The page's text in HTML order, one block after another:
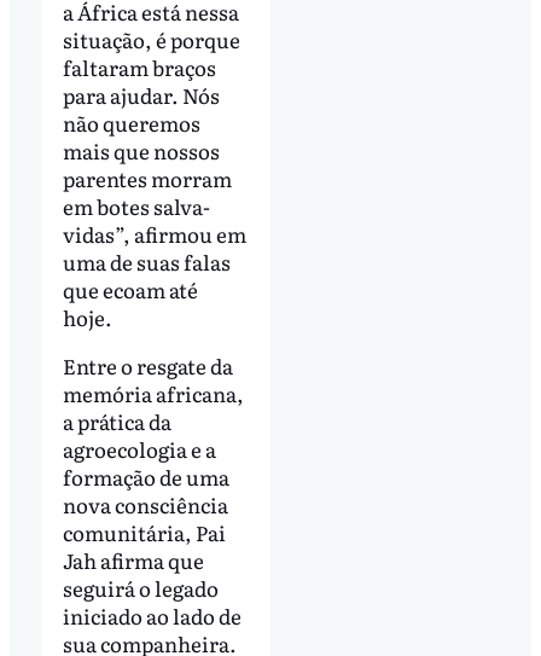
a África está nessa
situação, é porque
faltaram braços
para ajudar. Nós
não queremos
mais que nossos
parentes morram
em botes salva-
vidas”, afirmou em
uma de suas falas
que ecoam até
hoje.
Entre o resgate da
memória africana,
a prática da
agroecologia e a
formação de uma
nova consciência
comunitária, Pai
Jah afirma que
seguirá o legado
iniciado ao lado de
sua companheira.